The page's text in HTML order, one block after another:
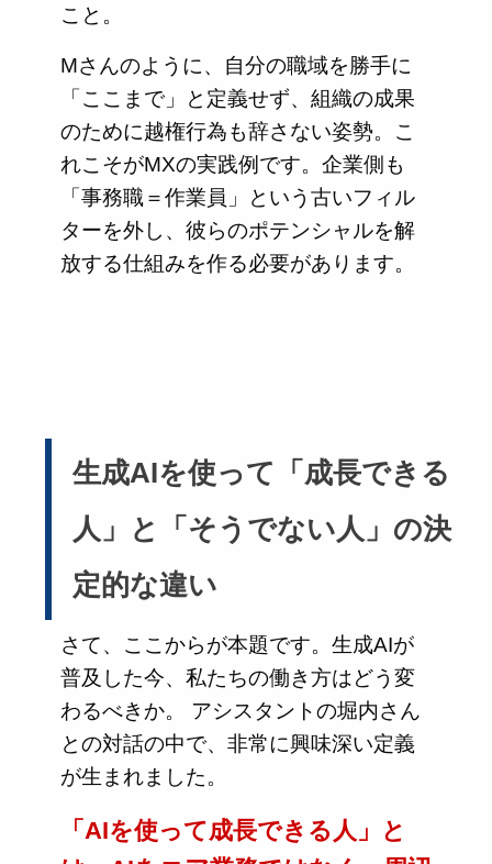
こと。
Mさんのように、自分の職域を勝手に
「ここまで」と定義せず、組織の成果
のために越権行為も辞さない姿勢。こ
れこそがMXの実践例です。企業側も
「事務職＝作業員」という古いフィル
ターを外し、彼らのポテンシャルを解
放する仕組みを作る必要があります。
生成AIを使って「成長できる
人」と「そうでない人」の決
定的な違い
さて、ここからが本題です。生成AIが
普及した今、私たちの働き方はどう変
わるべきか。 アシスタントの堀内さん
との対話の中で、非常に興味深い定義
が生まれました。
「AIを使って成長できる人」と